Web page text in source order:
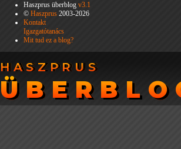
Haszprus überblog v3.1
© Haszprus 2003-2026
Kontakt
Igazgatótanács
Mit tud ez a blog?
HASZPRUS
HASZPRUS